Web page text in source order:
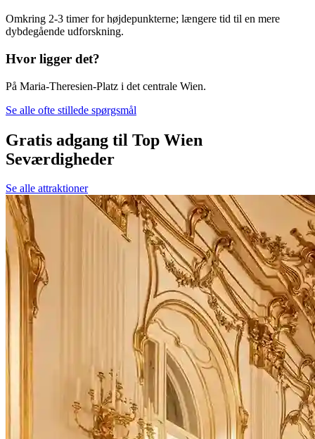
Omkring 2-3 timer for højdepunkterne; længere tid til en mere
dybdegående udforskning.
Hvor ligger det?
På Maria-Theresien-Platz i det centrale Wien.
Se alle ofte stillede spørgsmål
Gratis adgang til Top Wien
Seværdigheder
Se alle attraktioner